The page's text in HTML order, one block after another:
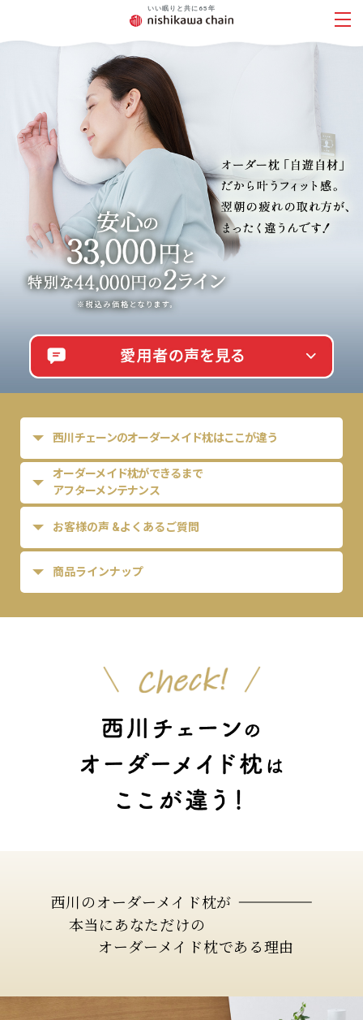
西川チェーンのオーダーメイド枕はここが違う
オーダーメイド枕ができるまで
アフターメンテナンス
お客様の声 &よくあるご質問
商品ラインナップ
西川のオーダーメイド枕が
本当にあなただけの
オーダーメイド枕である理由